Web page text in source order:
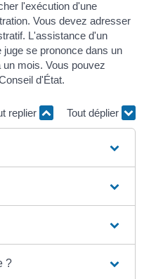
l'exécution d'une
Vous devez adresser
L'assistance d'un
se prononce dans un
mois. Vous pouvez
d'État.
replier Tout déplier
?